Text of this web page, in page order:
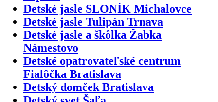
Detské jasle SLONÍK Michalovce
Detské jasle Tulipán Trnava
Detské jasle a škôlka Žabka
Námestovo
Detské opatrovateľské centrum
Fialôčka Bratislava
Detský domček Bratislava